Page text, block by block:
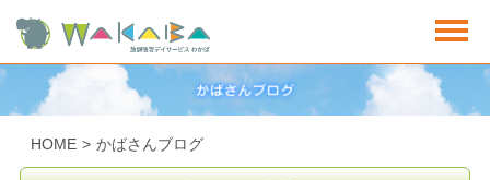
HOME > かばさんブログ